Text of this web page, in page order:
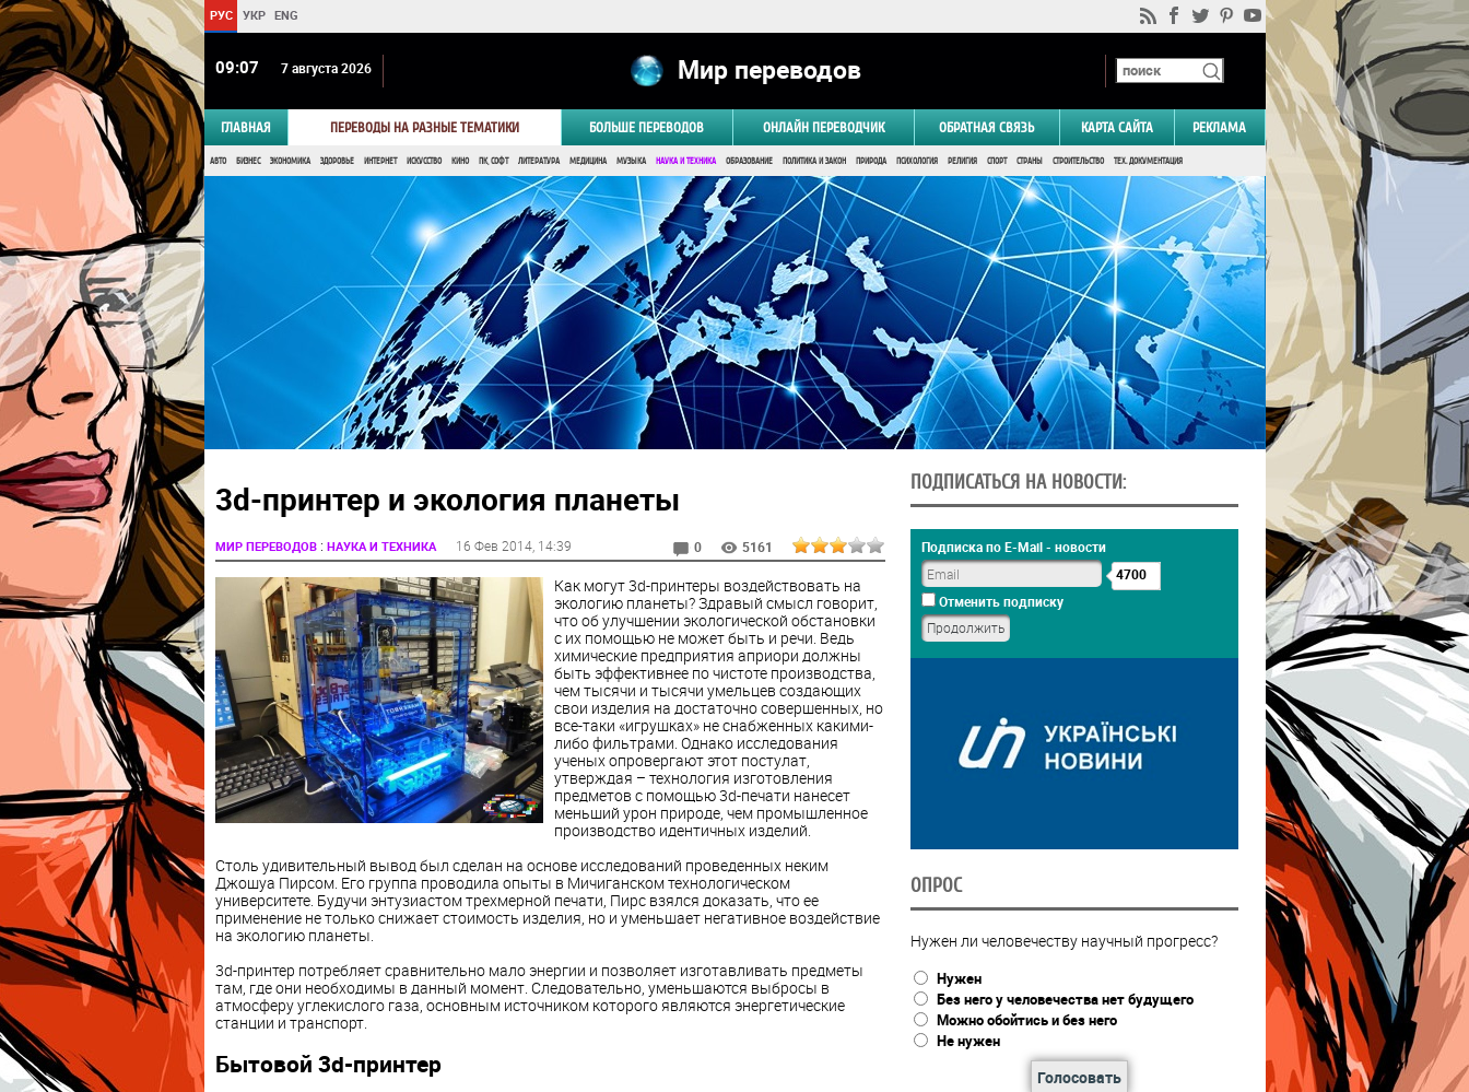
РУС УКР ENG
09 07 7 августа 2026 Мир переводов
ГЛАВНАЯ ПЕРЕВОДЫ НА РАЗНЫЕ ТЕМАТИКИ БОЛЬШЕ ПЕРЕВОДОВ ОНЛАЙН ПЕРЕВОДЧИК ОБРАТНАЯ СВЯЗЬ КАРТА САЙТА РЕКЛАМА
АВТО БИЗНЕС ЭКОНОМИКА ЗДОРОВЬЕ ИНТЕРНЕТ ИСКУССТВО КИНО ПК, СОФТ ЛИТЕРАТУРА МЕДИЦИНА МУЗЫКА НАУКА И ТЕХНИКА ОБРАЗОВАНИЕ ПОЛИТИКА И ЗАКОН ПРИРОДА ПСИХОЛОГИЯ РЕЛИГИЯ СПОРТ СТРАНЫ СТРОИТЕЛЬСТВО ТЕХ. ДОКУМЕНТАЦИЯ
3d-принтер и экология планеты
МИР ПЕРЕВОДОВ: НАУКА И ТЕХНИКА 16 Фев 2014, 14:39 0 5161
Как могут 3d-принтеры воздействовать на
экологию планеты? Здравый смысл говорит,
что об улучшении экологической обстановки
с их помощью не может быть и речи. Ведь
химические предприятия априори должны
быть эффективнее по чистоте производства,
чем тысячи и тысячи умельцев создающих
свои изделия на достаточно совершенных, но
все-таки «игрушках» не снабженных какими-
либо фильтрами. Однако исследования
ученых опровергают этот постулат,
утверждая – технология изготовления
предметов с помощью 3d-печати нанесет
меньший урон природе, чем промышленное
производство идентичных изделий.
Столь удивительный вывод был сделан на основе исследований проведенных неким
Джошуа Пирсом. Его группа проводила опыты в Мичиганском технологическом
университете. Будучи энтузиастом трехмерной печати, Пирс взялся доказать, что ее
применение не только снижает стоимость изделия, но и уменьшает негативное воздействие
на экологию планеты.
3d-принтер потребляет сравнительно мало энергии и позволяет изготавливать предметы
там, где они необходимы в данный момент. Следовательно, уменьшаются выбросы в
атмосферу углекислого газа, основным источником которого являются энергетические
станции и транспорт.
Бытовой 3d-принтер
ПОДПИСАТЬСЯ НА НОВОСТИ:
Подписка по E-Mail - новости
4700
Отменить подписку
ОПРОС
Нужен ли человечеству научный прогресс?
Нужен
Без него у человечества нет будущего
Можно обойтись и без него
Не нужен
Голосовать